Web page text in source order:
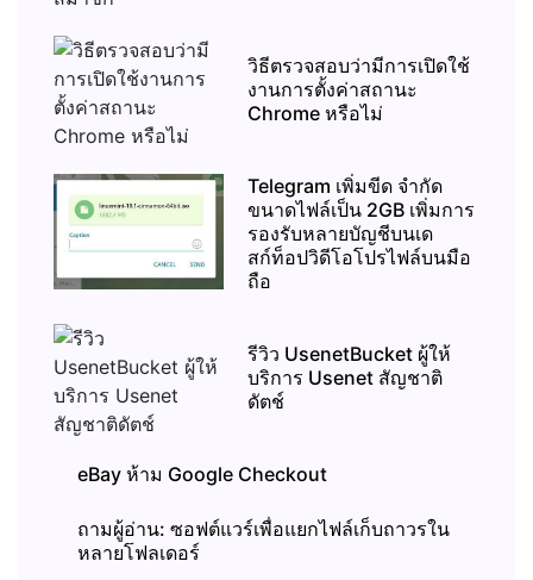
วิธีตรวจสอบว่ามีการเปิดใช้
งานการตั้งค่าสถานะ
Chrome หรือไม่
Telegram เพิ่มขีด จำกัด
ขนาดไฟล์เป็น 2GB เพิ่มการ
รองรับหลายบัญชีบนเด
สก์ท็อปวิดีโอโปรไฟล์บนมือ
ถือ
รีวิว UsenetBucket ผู้ให้
บริการ Usenet สัญชาติ
ดัตช์
eBay ห้าม Google Checkout
ถามผู้อ่าน: ซอฟต์แวร์เพื่อแยกไฟล์เก็บถาวรใน
หลายโฟลเดอร์